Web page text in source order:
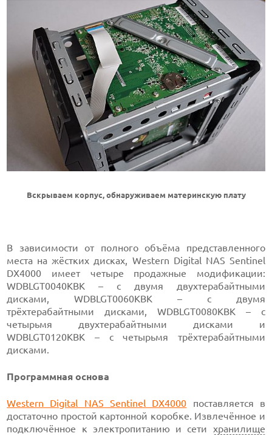
Вскрываем корпус, обнаруживаем материнскую плату
В зависимости от полного объёма представленного
места на жёстких дисках, Western Digital NAS Sentinel
DX4000 имеет четыре продажные модификации:
WDBLGT0040KBK – с двумя двухтерабайтными
дисками, WDBLGT0060KBK – с двумя
трёхтерабайтными дисками, WDBLGT0080KBK – с
четырьмя двухтерабайтными дисками и
WDBLGT0120KBK – с четырьмя трёхтерабайтными
дисками.
Программная основа
Western Digital NAS Sentinel DX4000 поставляется в
достаточно простой картонной коробке. Извлечённое и
подключённое к электропитанию и сети хранилище